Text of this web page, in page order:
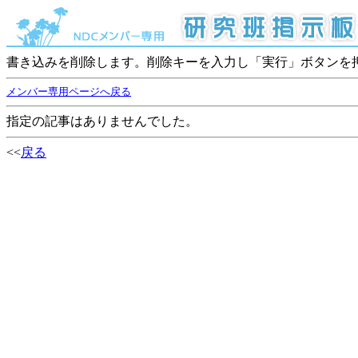
書き込みを削除します。削除キーを入力し「実行」ボタンを
メンバー専用ページへ戻る
指定の記事はありませんでした。
<<戻る